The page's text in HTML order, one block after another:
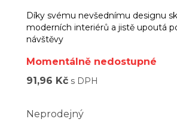
Díky svému nevšednímu designu
moderních interiérů a jistě upoutá
návštěvy
Momentálně nedostupné
91,96 Kč s DPH
Neprodejný